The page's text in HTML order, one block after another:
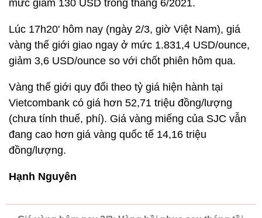
mức giảm 130 USD trong tháng 6/2021.
Lúc 17h20' hôm nay (ngày 2/3, giờ Việt Nam), giá
vàng thế giới giao ngay ở mức 1.831,4 USD/ounce,
giảm 3,6 USD/ounce so với chốt phiên hôm qua.
Vàng thế giới quy đổi theo tỷ giá hiện hành tại
Vietcombank có giá hơn 52,71 triệu đồng/lượng
(chưa tính thuế, phí). Giá vàng miếng của SJC vẫn
đang cao hơn giá vàng quốc tế 14,16 triệu
đồng/lượng.
Hạnh Nguyên